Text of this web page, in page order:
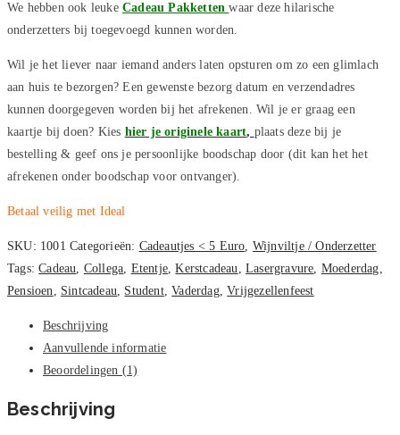
We hebben ook leuke Cadeau Pakkettenwaar deze hilarische
onderzetters bij toegevoegd kunnen worden.
Wil je het liever naar iemand anders laten opsturen om zo een glimlach
aan huis te bezorgen? Een gewenste bezorg datum en verzendadres
kunnen doorgegeven worden bij het afrekenen. Wil je er graag een
kaartje bij doen? Kies hier je originele kaart, plaats deze bij je
bestelling & geef ons je persoonlijke boodschap door (dit kan het het
afrekenen onder boodschap voor ontvanger).
Betaal veilig met Ideal
SKU: 1001 Categorieën: Cadeautjes < 5 Euro, Wijnviltje / Onderzetter
Tags:Cadeau, Collega, Etentje,Kerstcadeau,Lasergravure, Moederdag,
Pensioen, Sintcadeau, Student,Vaderdag,Vrijgezellenfeest
Beschrijving
Aanvullende informatie
Beoordelingen (1)
Beschrijving